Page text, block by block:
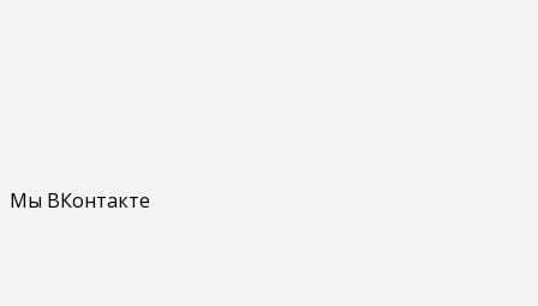
Мы ВКонтакте